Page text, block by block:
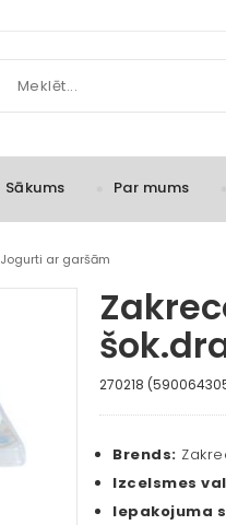
Sākums Par mums
Jogurti ar garšām
270218
Brends:
Izcelsmes
Iepakojuma